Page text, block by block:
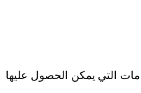
التي يمكن الحصول عليها